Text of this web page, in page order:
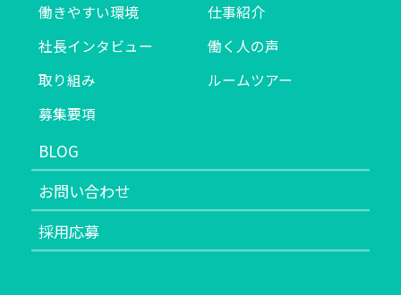
働きやすい環境
仕事紹介
社長インタビュー
働く人の声
取り組み
ルームツアー
募集要項
BLOG
お問い合わせ
採用応募